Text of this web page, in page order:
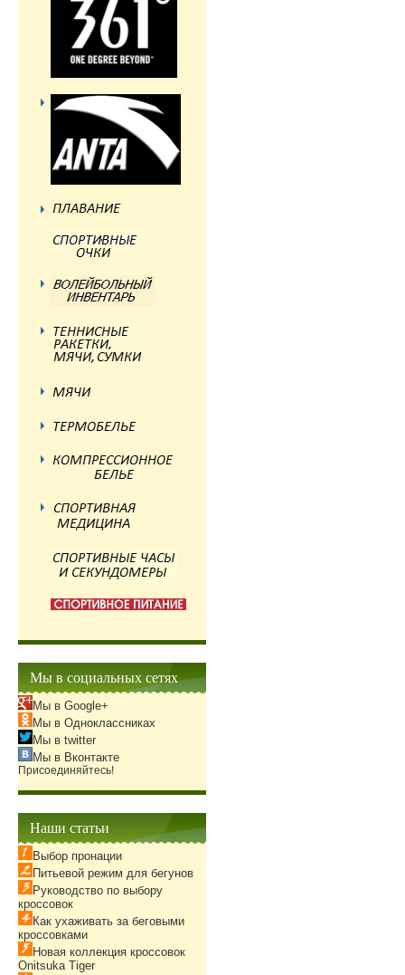
Мы в социальных сетях
Мы в Google+
Мы в Одноклассниках
Мы в twitter
Мы в Вконтакте
Присоединяйтесь!
Наши статьи
Выбор пронации
Питьевой режим для бегунов
Руководство по выбору
кроссовок
Как ухаживать за беговыми
кроссовками
Новая коллекция кроссовок
Onitsuka Tiger